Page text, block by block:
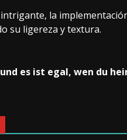
la
su ligereza y textura.
es ist egal, wen du